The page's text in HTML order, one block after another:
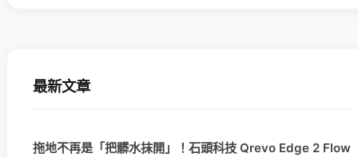
最新文章
拖地不再是「把髒水抹開」！石頭科技 Qrevo Edge 2 Flow